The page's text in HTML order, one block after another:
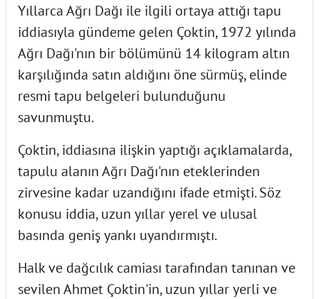
Yıllarca Ağrı Dağı ile ilgili ortaya attığı tapu
iddiasıyla gündeme gelen Çoktin, 1972 yılında
Ağrı Dağı'nın bir bölümünü 14 kilogram altın
karşılığında satın aldığını öne sürmüş, elinde
resmi tapu belgeleri bulunduğunu
savunmuştu.
Çoktin, iddiasına ilişkin yaptığı açıklamalarda,
tapulu alanın Ağrı Dağı'nın eteklerinden
zirvesine kadar uzandığını ifade etmişti. Söz
konusu iddia, uzun yıllar yerel ve ulusal
basında geniş yankı uyandırmıştı.
Halk ve dağcılık camiası tarafından tanınan ve
sevilen Ahmet Çoktin'in, uzun yıllar yerli ve